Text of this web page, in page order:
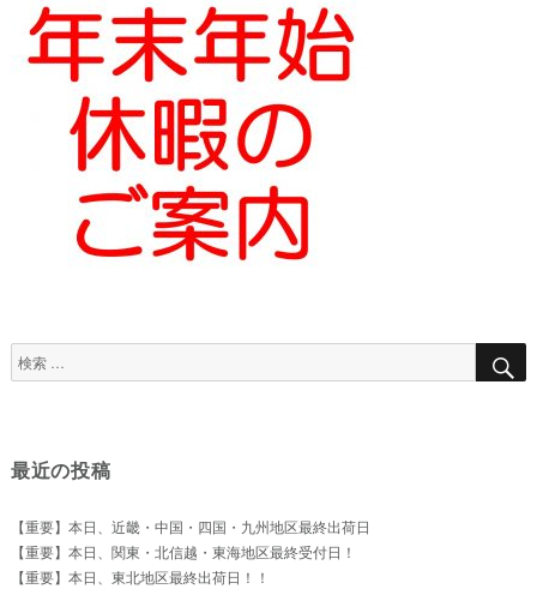
検
索
最近の投稿
【重要】本日、近畿・中国・四国・九州地区最終出荷日
【重要】本日、関東・北信越・東海地区最終受付日！
【重要】本日、東北地区最終出荷日！！